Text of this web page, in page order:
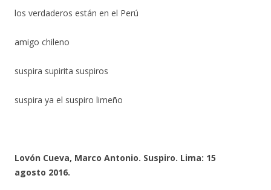
los verdaderos están en el Perú
amigo chileno
suspira supirita suspiros
suspira ya el suspiro limeño
Lovón Cueva, Marco Antonio. Suspiro. Lima: 15
agosto 2016.